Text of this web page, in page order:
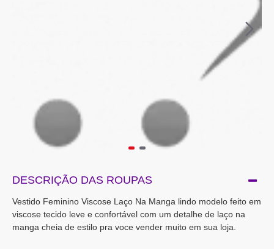
DESCRIÇÃO DAS ROUPAS
Vestido Feminino Viscose Laço Na Manga lindo modelo feito em
viscose tecido leve e confortável com um detalhe de laço na
manga cheia de estilo pra voce vender muito em sua loja.